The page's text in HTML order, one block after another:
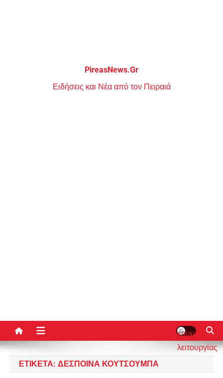
PireasNews.Gr
Ειδήσεις και Νέα από τον Πειραιά
κουμπί
λειτουργίας
ΕΤΙΚΈΤΑ: ΔΈΣΠΟΙΝΑ ΚΟΥΤΣΟΎΜΠΑ